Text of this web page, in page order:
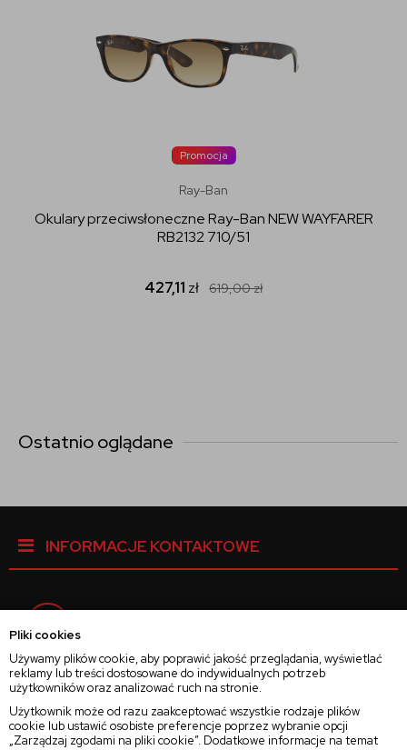
Pliki cookies
Używamy plików cookie, aby poprawić jakość przeglądania, wyświetlać
reklamy lub treści dostosowane do indywidualnych potrzeb
użytkowników oraz analizować ruch na stronie.
Użytkownik może od razu zaakceptować wszystkie rodzaje plików
cookie lub ustawić osobiste preferencje poprzez wybranie opcji
„Zarządzaj zgodami na pliki cookie”. Dodatkowe informacje na temat
Promocja
Ray-Ban
Okulary przeciwsłoneczne Ray-Ban NEW WAYFARER
RB2132 710/51
427,11 zł 619,00zł
Ostatnio oglądane
INFORMACJE KONTAKTOWE
Instagram
Twitter